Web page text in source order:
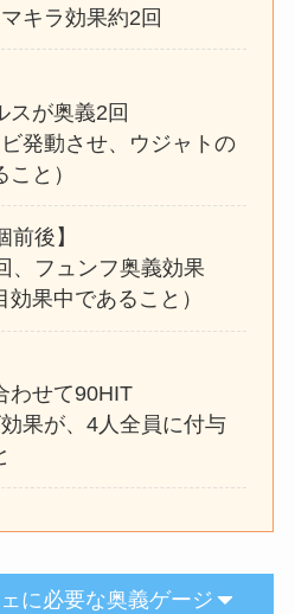
キラ効果約2回
スが奥義2回
ビ発動させ、ウジャトの
と）
前後】
、フュンフ奥義効果
効果中であること）
わせて90HIT
果が、4人全員に付与
に必要な奥義ゲージ